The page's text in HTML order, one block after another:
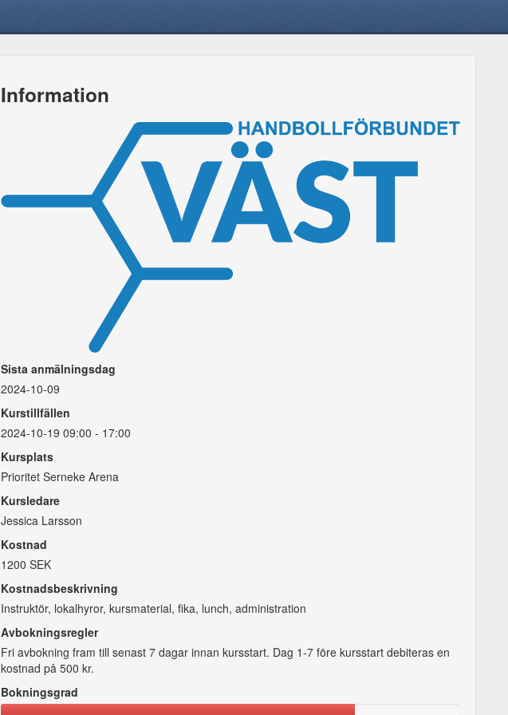
Information
Sista anmälningsdag
2024-10-09
Kurstillfällen
2024-10-19 09:00 - 17:00
Kursplats
Prioritet Serneke Arena
Kursledare
Jessica Larsson
Kostnad
1200 SEK
Kostnadsbeskrivning
Instruktör, lokalhyror, kursmaterial, fika, lunch, administration
Avbokningsregler
Fri avbokning fram till senast 7 dagar innan kursstart. Dag 1-7 före kursstart debiteras en
kostnad på 500 kr.
Bokningsgrad